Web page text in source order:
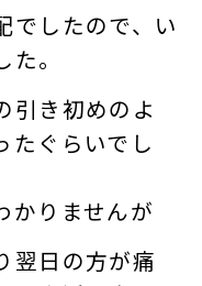
でしたので、い
。
引き初めのよ
たぐらいでし
かりませんが
翌日の方が痛